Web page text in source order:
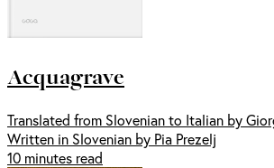
Acquagrave
Translated from Slovenian to Italian by
Written in Slovenian by Pia Prezelj
10 minutes read